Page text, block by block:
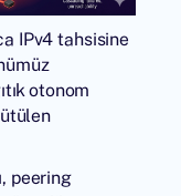
IPv4 tahsisine
otonom
peering